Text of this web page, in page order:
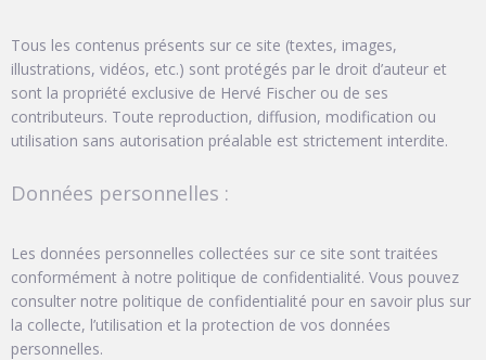
Tous les contenus présents sur ce site (textes, images,
illustrations, vidéos, etc.) sont protégés par le droit d’auteur et
sont la propriété exclusive de Hervé Fischer ou de ses
contributeurs. Toute reproduction, diffusion, modification ou
utilisation sans autorisation préalable est strictement interdite.
Données personnelles :
Les données personnelles collectées sur ce site sont traitées
conformément à notre politique de confidentialité. Vous pouvez
consulter notre politique de confidentialité pour en savoir plus sur
la collecte, l’utilisation et la protection de vos données
personnelles.